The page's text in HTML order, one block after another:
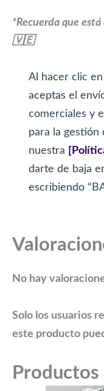
*Recuerda que
🇻🇪
Al hacer clic
aceptas el
comerciales y
para la gestión
nuestra
darte de baja
escribiendo
No hay
Solo los usuarios
este producto